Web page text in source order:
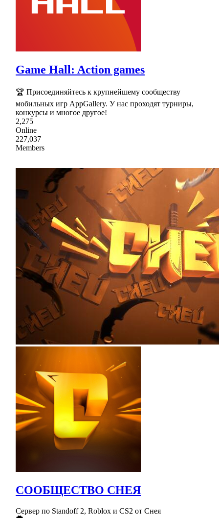
Game Hall: Action games
🏆 Присоединяйтесь к крупнейшему сообществу
мобильных игр AppGallery. У нас проходят турниры,
конкурсы и многое другое!
2,275
Online
227,037
Members
СООБЩЕСТВО СНЕЯ
Сервер по Standoff 2, Roblox и CS2 от Снея